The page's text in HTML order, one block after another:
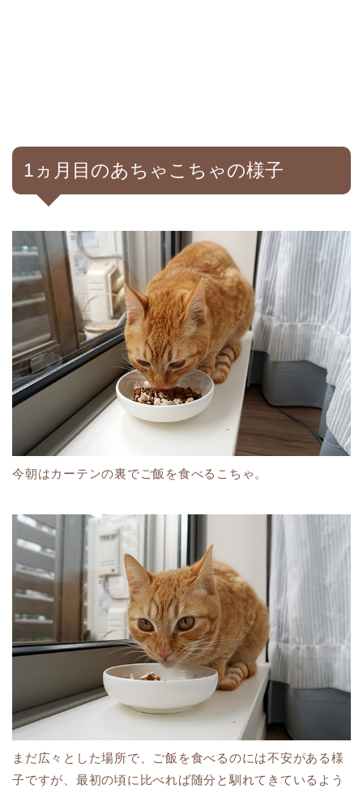
1ヵ月目のあちゃこちゃの様子
今朝はカーテンの裏でご飯を食べるこちゃ。
まだ広々とした場所で、ご飯を食べるのには不安がある様
子ですが、最初の頃に比べれば随分と馴れてきているよう